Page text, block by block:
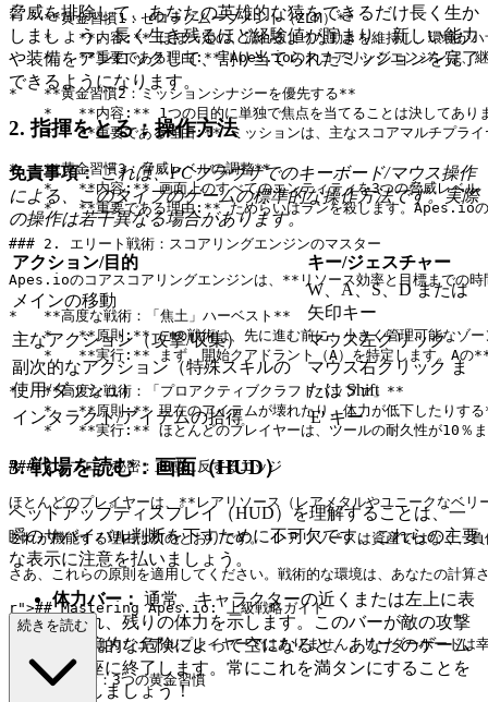
脅威を排除して、あなたの英雄的な猿をできるだけ長く生か
しましょう。長く生き残るほど経験値が貯まり、新しい能力
や装備をアンロックして、割り当てられたミッションを完了
できるようになります。
2. 指揮をとる：操作方法
免責事項： これは、PCブラウザでのキーボード/マウス操作
による、このタイプのゲームの標準的な操作方法です。実際
の操作は若干異なる場合があります。
アクション/目的 キー/ジェスチャー
メインの移動
W、A、S、D または
矢印キー
主なアクション（攻撃/収集）
マウス左クリック
副次的なアクション（特殊スキルの
使用/ダッシュ）
マウス右クリック ま
たは Shift
インタラクト/アイテムの拾得
'E' キー
3. 戦場を読む：画面（HUD）
ヘッドアップディスプレイ（HUD）を理解することは、一
瞬のサバイバル判断を下すために不可欠です。これらの主要
な表示に注意を払いましょう。
体力バー： 通常、キャラクターの近くまたは左上に表
示され、残りの体力を示します。このバーが敵の攻撃
や環境的な危険によって空になると、あなたのゲーム
は即座に終了します。常にこれを満タンにすることを
優先しましょう！
*   **黄金習慣1：ゼロラグムーブメント（ZLM）**
*   **内容:** ほぼ一定の、流れるような動きを維持し、環境がハ
*   **重要である理由:** Apes.ioのスコアリングエンジンは、継
*   **黄金習慣2：ミッションシナジーを優先する**
*   **内容:** 1つの目的に単独で焦点を当てることは決してあり
*   **重要である理由:** ミッションは、主なスコアマルチプライ
*   **黄金習慣3：脅威レベルの調整**
*   **内容:** 画面上のすべてのエンティティを3つの脅威レベル
*   **重要である理由:** ためらいはランを殺します。Apes.ioの
### 2. エリート戦術：スコアリングエンジンのマスター
Apes.ioのコアスコアリングエンジンは、**リソース効率と目標までの時
*   **高度な戦術：「焦土」ハーベスト**
*   **原則:** この戦術は、先に進む前に、小さく管理可能なゾー
*   **実行:** まず、開始クアドラント（A）を特定します。Aの**
*   **高度な戦術：「プロアクティブクラフトバッファ」**
*   **原則:** 現在のアイテムが壊れたり、体力が低下したりする
*   **実行:** ほとんどのプレイヤーは、ツールの耐久性が10％ま
### 3. プロの秘密：直感に反するエッジ
ほとんどのプレイヤーは、**レアリソース（レアメタルやユニークなベ
これが機能する理由は次のとおりです。 レアリソースは資産ではなく、
r">## Mastering Apes.io: 上級戦略ガイド
もはやあなたはカジュアルプレイヤーではありません。リーダーボード
### 1. 基礎：3つの黄金習慣
続きを読む